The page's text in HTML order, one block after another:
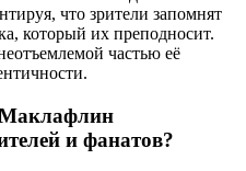
что зрители запомнят
который их преподносит.
частью её
и фанатов?